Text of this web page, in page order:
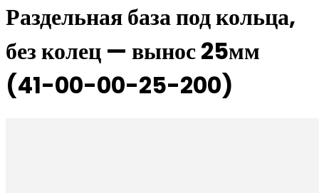
Раздельная база под кольца,
без колец — вынос 25мм
(41-00-00-25-200)